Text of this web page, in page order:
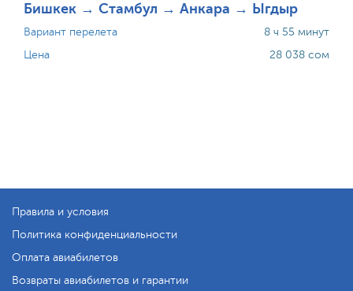
Бишкек → Стамбул → Анкара → Ыгдыр
Вариант перелета
Цена
8 ч 55 минут
28 038 сом
Правила и условия
Политика конфиденциальности
Оплата авиабилетов
Возвраты авиабилетов и гарантии